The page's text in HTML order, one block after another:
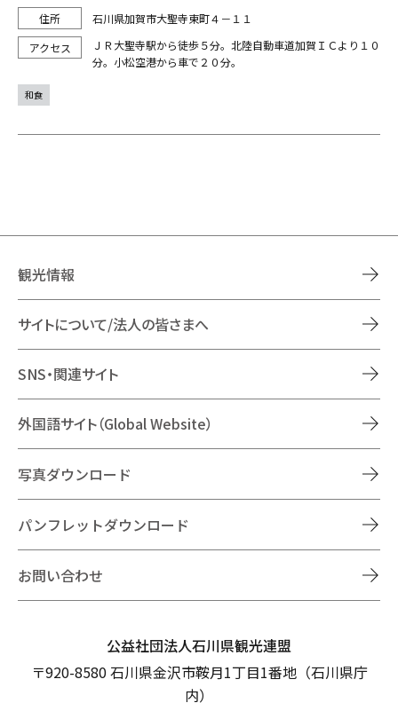
石川県加賀市大聖寺東町４－１１
ＪＲ大聖寺駅から徒歩５分。北陸自動車道加賀ＩＣより１０
分。小松空港から車で２０分。
和食
観光情報
サイトについて/法人の皆さまへ
SNS・関連サイト
外国語サイト（Global Website）
写真ダウンロード
パンフレットダウンロード
お問い合わせ
公益社団法人石川県観光連盟
〒920-8580 石川県金沢市鞍月1丁目1番地（石川県庁
内）